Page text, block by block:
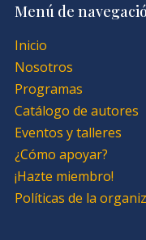
Menú de
Inicio
Nosotros
Programas
Catálogo de autores
Eventos y talleres
¿Cómo apoyar?
¡Hazte miembro!
Políticas de la